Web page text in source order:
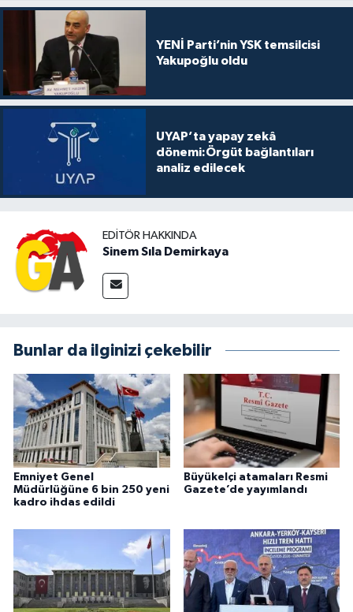
YENİ Parti’nin YSK temsilcisi
Yakupoğlu oldu
UYAP’ta yapay zekâ
dönemi:Örgüt bağlantıları
analiz edilecek
EDITÖR HAKKINDA
Sinem Sıla Demirkaya
Bunlar da ilginizi çekebilir
Emniyet Genel
Müdürlüğüne 6 bin 250 yeni
kadro ihdas edildi
Büyükelçi atamaları Resmi
Gazete’de yayımlandı